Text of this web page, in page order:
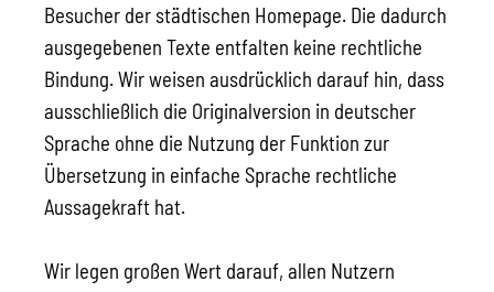
Besucher der städtischen Homepage. Die dadurch
ausgegebenen Texte entfalten keine rechtliche
Bindung. Wir weisen ausdrücklich darauf hin, dass
ausschließlich die Originalversion in deutscher
Sprache ohne die Nutzung der Funktion zur
Übersetzung in einfache Sprache rechtliche
Aussagekraft hat.
Wir legen großen Wert darauf, allen Nutzern